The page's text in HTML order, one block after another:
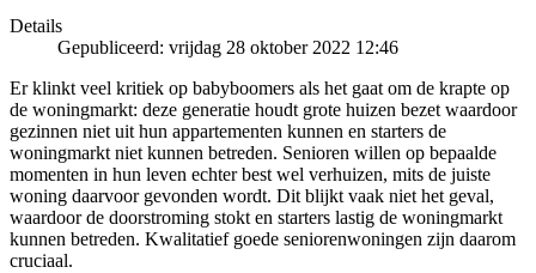
Details
Gepubliceerd: vrijdag 28 oktober 2022 12:46
Er klinkt veel kritiek op babyboomers als het gaat om de krapte op
de woningmarkt: deze generatie houdt grote huizen bezet waardoor
gezinnen niet uit hun appartementen kunnen en starters de
woningmarkt niet kunnen betreden. Senioren willen op bepaalde
momenten in hun leven echter best wel verhuizen, mits de juiste
woning daarvoor gevonden wordt. Dit blijkt vaak niet het geval,
waardoor de doorstroming stokt en starters lastig de woningmarkt
kunnen betreden. Kwalitatief goede seniorenwoningen zijn daarom
cruciaal.